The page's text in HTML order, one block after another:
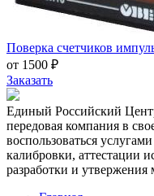
Поверка счетчиков
от 1500 ₽
Заказать
Единый Российский
передовая компания в
воспользоваться
калибровки, аттестации
разработки и